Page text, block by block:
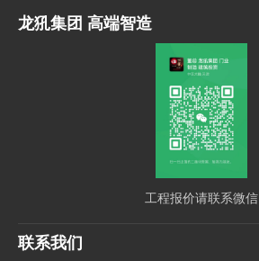
龙犼集团 高端智造
工程报价请联系微信
联系我们